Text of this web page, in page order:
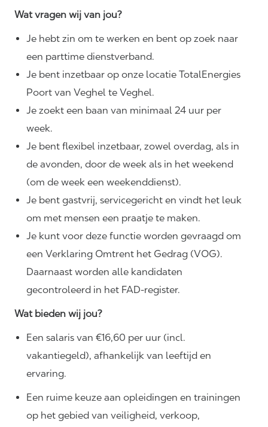
Wat vragen wij van jou?
Je hebt zin om te werken en bent op zoek naar
een parttime dienstverband.
Je bent inzetbaar op onze locatie TotalEnergies
Poort van Veghel te Veghel.
Je zoekt een baan van minimaal 24 uur per
week.
Je bent flexibel inzetbaar, zowel overdag, als in
de avonden, door de week als in het weekend
(om de week een weekenddienst).
Je bent gastvrij, servicegericht en vindt het leuk
om met mensen een praatje te maken.
Je kunt voor deze functie worden gevraagd om
een Verklaring Omtrent het Gedrag (VOG).
Daarnaast worden alle kandidaten
gecontroleerd in het FAD-register.
Wat bieden wij jou?
Een salaris van €16,60 per uur (incl.
vakantiegeld), afhankelijk van leeftijd en
ervaring.
Een ruime keuze aan opleidingen en trainingen
op het gebied van veiligheid, verkoop,